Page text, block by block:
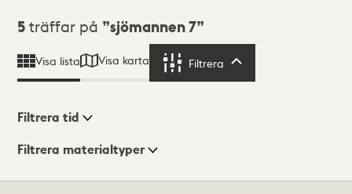
Sökresultat
5 träffar på sjömannen 7
Visa lista Visa karta Filtrera
Visningsläge
Filtrera tid
Filtrera materialtyper